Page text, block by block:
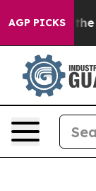
AGP PICKS
the